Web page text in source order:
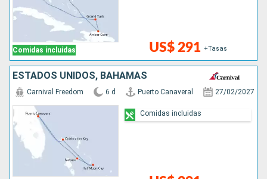
Comidas incluidas US$ 291 +Tasas
ESTADOS UNIDOS, BAHAMAS
Carnival Freedom 6 d Puerto Canaveral 27/02/2027
Comidas incluidas